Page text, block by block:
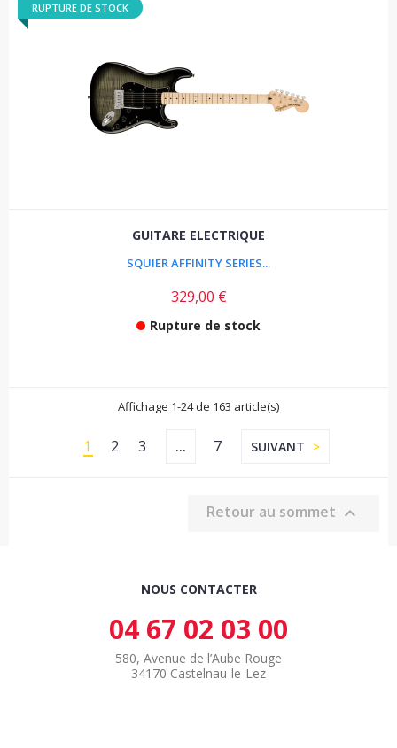
RUPTURE DE STOCK
GUITARE ELECTRIQUE
SQUIER AFFINITY SERIES...
329,00 €
Rupture de stock
Affichage 1-24 de 163 article(s)
1 2 3 … 7 SUIVANT
Retour au sommet 
NOUS CONTACTER
04 67 02 03 00
580, Avenue de l’Aube Rouge
34170 Castelnau-le-Lez